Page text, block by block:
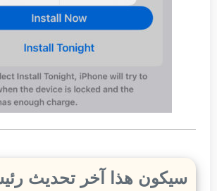
سيكون هذا آخر تحديث